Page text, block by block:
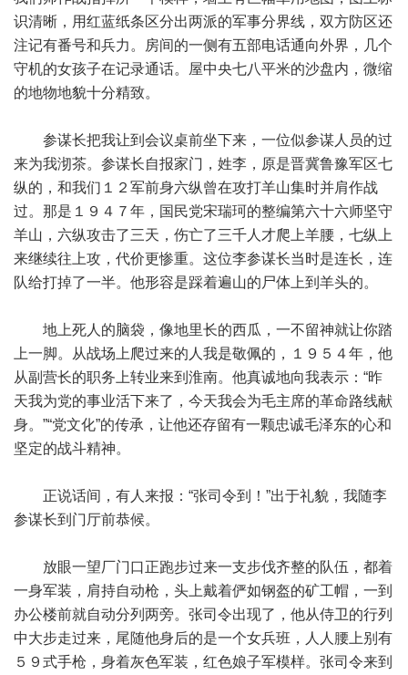
识清晰，用红蓝纸条区分出两派的军事分界线，双方防区还
注记有番号和兵力。房间的一侧有五部电话通向外界，几个
守机的女孩子在记录通话。屋中央七八平米的沙盘内，微缩
的地物地貌十分精致。
参谋长把我让到会议桌前坐下来，一位似参谋人员的过
来为我沏茶。参谋长自报家门，姓李，原是晋冀鲁豫军区七
纵的，和我们１２军前身六纵曾在攻打羊山集时并肩作战
过。那是１９４７年，国民党宋瑞珂的整编第六十六师坚守
羊山，六纵攻击了三天，伤亡了三千人才爬上羊腰，七纵上
来继续往上攻，代价更惨重。这位李参谋长当时是连长，连
队给打掉了一半。他形容是踩着遍山的尸体上到羊头的。
地上死人的脑袋，像地里长的西瓜，一不留神就让你踏
上一脚。从战场上爬过来的人我是敬佩的，１９５４年，他
从副营长的职务上转业来到淮南。他真诚地向我表示：“昨
天我为党的事业活下来了，今天我会为毛主席的革命路线献
身。”“党文化”的传承，让他还存留有一颗忠诚毛泽东的心和
坚定的战斗精神。
正说话间，有人来报：“张司令到！”出于礼貌，我随李
参谋长到门厅前恭候。
放眼一望厂门口正跑步过来一支步伐齐整的队伍，都着
一身军装，肩持自动枪，头上戴着俨如钢盔的矿工帽，一到
办公楼前就自动分列两旁。张司令出现了，他从侍卫的行列
中大步走过来，尾随他身后的是一个女兵班，人人腰上别有
５９式手枪，身着灰色军装，红色娘子军模样。张司令来到